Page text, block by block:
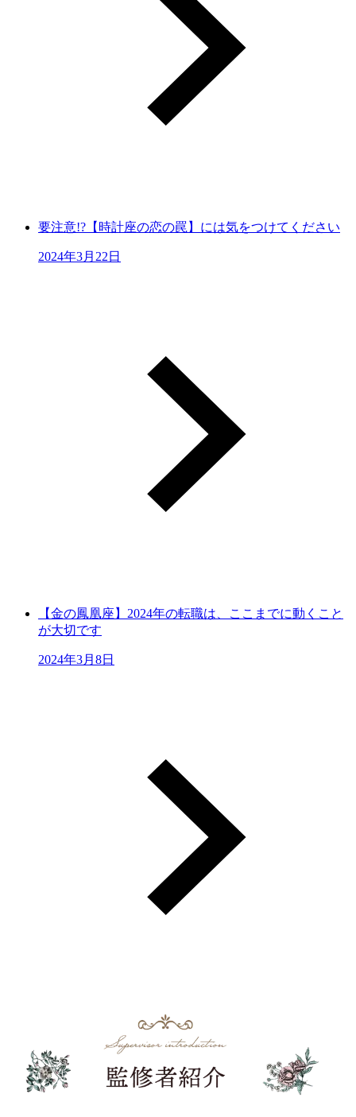
要注意!?【時計座の恋の罠】には気をつけてください
2024年3月22日
【金の鳳凰座】2024年の転職は、ここまでに動くこと
が大切です
2024年3月8日